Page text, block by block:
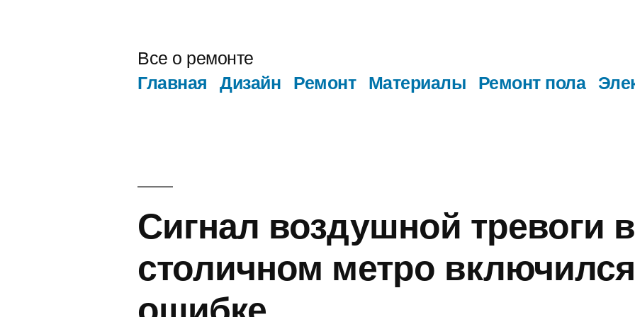
Все о ремонте
Главная Дизайн Ремонт Материалы Ремонт пола
Сигнал воздушной тревоги в
столичном метро